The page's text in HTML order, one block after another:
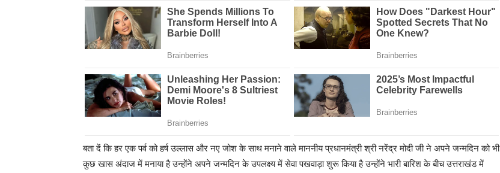
बता दें कि हर एक पर्व को हर्ष उल्लास और नए जोश के साथ मनाने वाले माननीय प्रधानमंत्री श्री नरेंद्र मोदी जी ने अपने जन्मदिन को भी
कुछ खास अंदाज में मनाया है उन्होंने अपने जन्मदिन के उपलक्ष्य में सेवा पखवाड़ा शुरू किया है उन्होंने भारी बारिश के बीच उत्तराखंड में